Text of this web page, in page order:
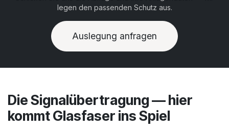
legen den passenden Schutz aus.
Auslegung anfragen
Die Signalübertragung — hier
kommt Glasfaser ins Spiel